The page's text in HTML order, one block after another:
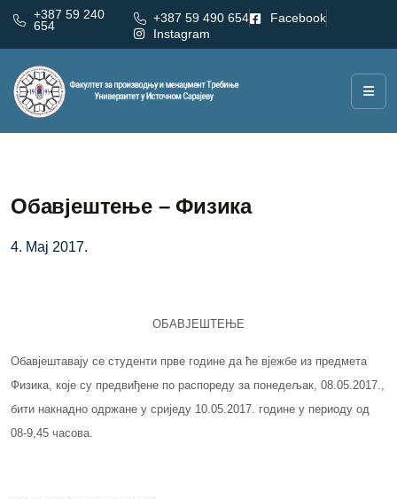
+387 59 240
654
+387 59 490 654
Facebook
Instagram
Обавјештење – Физика
4. Мај 2017.
OБАВЈЕШТЕЊЕ
Обавјештавају се студенти прве године да ће вјежбе из предмета
Физика, које су предвиђене по распореду за понедељак, 08.05.2017.,
бити накнадно одржане у сриједу 10.05.2017. године у периоду од
08-9,45 часова.